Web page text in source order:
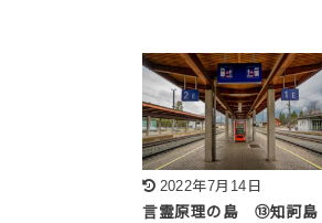
2022年7月14日
言霊原理の島 ⑬知訶島